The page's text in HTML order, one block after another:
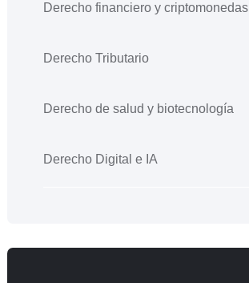
Derecho financiero y criptomonedas
Derecho Tributario
Derecho de salud y biotecnología
Derecho Digital e IA